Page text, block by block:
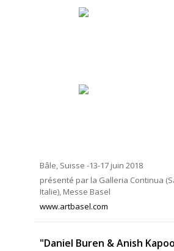
Bâle, Suisse -13-17 juin 2018
présenté par la Galleria Continua
Italie), Messe Basel
www.artbasel.com
"Daniel Buren & Anish